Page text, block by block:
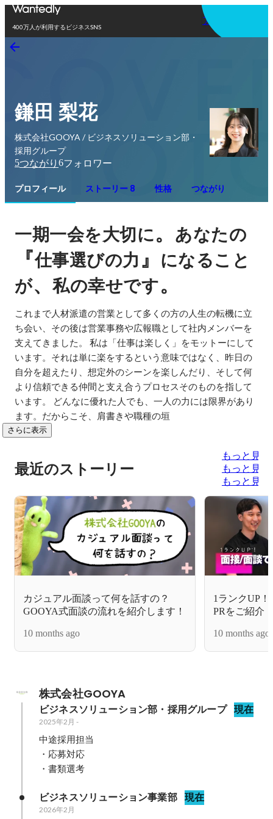
400万人が利用するビジネスSNS
アプリを使う
鎌田 梨花
株式会社GOOYA / ビジネスソリューション部・
採用グループ
5つながり 6フォロワー
プロフィール ストーリー 8 性格 つながり
一期一会を大切に。 あなたの
『仕事選びの力』 になること
が、私の幸せです。
これまで人材派遣の営業として多くの方の人生の転機に立
ち会い、その後は営業事務や広報職として社内メンバーを
支えてきました。 私は「仕事は楽しく」をモットーにして
います。それは単に楽をするという意味ではなく、昨日の
自分を超えたり、想定外のシーンを楽しんだり、そして何
より信頼できる仲間と支え合うプロセスそのものを指して
います。 どんなに優れた人でも、一人の力には限界があり
ます。だからこそ、肩書きや職種の垣
さらに表示
最近のストーリー
もっと見る
もっと見る
もっと見る
カジュアル面談って何を話すの？
GOOYA式面談の流れを紹介します！
10 months ago
1ランクUP
PRをご紹介
10 months ago
株式会社GOOYA
ビジネスソリューション部・採用グループ 現在
2025年2月 -
中途採用担当
・応募対応
ビジネスソリューション事業部 現在
2026年2月